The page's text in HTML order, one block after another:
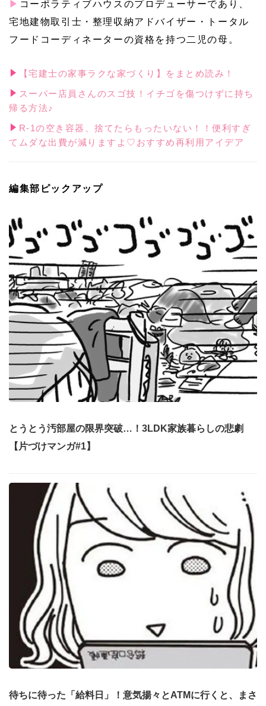
▶ コーポラティブハウスのプロデューサーであり、
宅地建物取引士・整理収納アドバイザー・トータル
フードコーディネーターの資格を持つ二児の母。
【宅建士の家事ラクな家づくり】をまとめ読み！
スーパー店員さんのスゴ技！イチゴを傷つけずに持ち
帰る方法♪
R-1の空き容器、捨てたらもったいない！！便利すぎ
てムダな出費が減りますよ♡おすすめ再利用アイデア
編集部ピックアップ
とうとう汚部屋の限界突破…！3LDK家族暮らしの悲劇
【片づけマンガ#1】
待ちに待った「給料日」！意気揚々とATMに行くと、まさ